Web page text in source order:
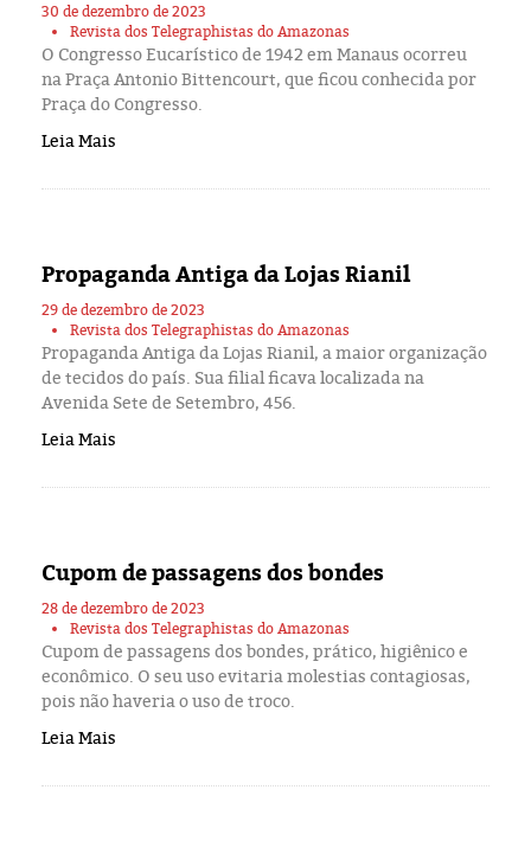
30 de dezembro de 2023
Revista dos Telegraphistas do Amazonas
O Congresso Eucarístico de 1942 em Manaus ocorreu
na Praça Antonio Bittencourt, que ficou conhecida por
Praça do Congresso.
Leia Mais
Propaganda Antiga da Lojas Rianil
29 de dezembro de 2023
Revista dos Telegraphistas do Amazonas
Propaganda Antiga da Lojas Rianil, a maior organização
de tecidos do país. Sua filial ficava localizada na
Avenida Sete de Setembro, 456.
Leia Mais
Cupom de passagens dos bondes
28 de dezembro de 2023
Revista dos Telegraphistas do Amazonas
Cupom de passagens dos bondes, prático, higiênico e
econômico. O seu uso evitaria molestias contagiosas,
pois não haveria o uso de troco.
Leia Mais